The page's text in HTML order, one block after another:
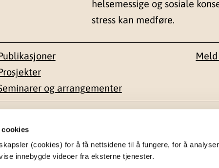
cookies
(cookies) for å få nettsidene til å fungere, for å
innebygde videoer fra eksterne tjenester.
helsemessige og sosiale
stress kan medføre.
og arrangementer
1-3
22 59 55 00